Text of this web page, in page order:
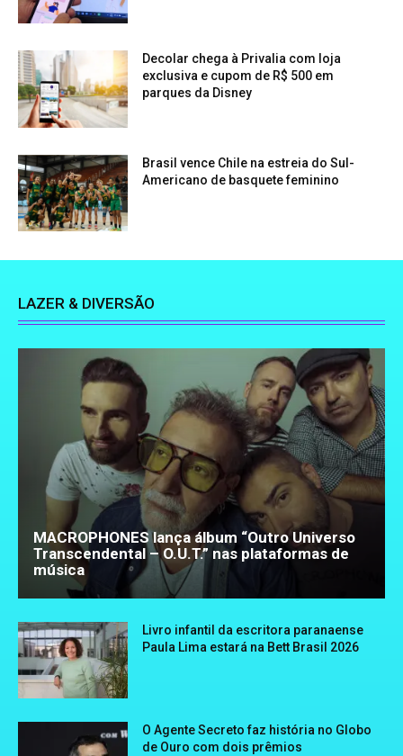
Decolar chega à Privalia com loja
exclusiva e cupom de R$ 500 em
parques da Disney
Brasil vence Chile na estreia do Sul-
Americano de basquete feminino
LAZER & DIVERSÃO
MACROPHONES lança álbum “Outro Universo
Transcendental – O.U.T.” nas plataformas de
música
Livro infantil da escritora paranaense
Paula Lima estará na Bett Brasil 2026
O Agente Secreto faz história no Globo
de Ouro com dois prêmios